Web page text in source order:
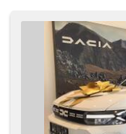
przyciemniane szyby,